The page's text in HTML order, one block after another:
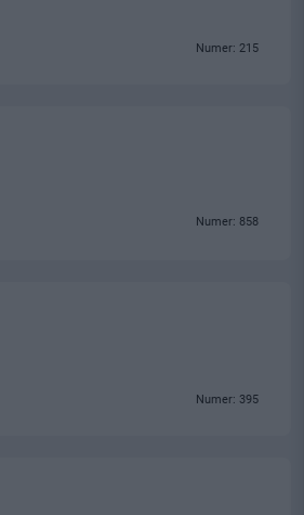
Numer: 215
Numer: 858
Numer: 395